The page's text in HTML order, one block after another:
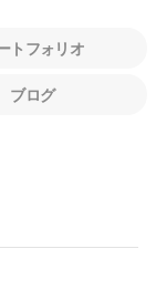
トフォリオ
ブログ